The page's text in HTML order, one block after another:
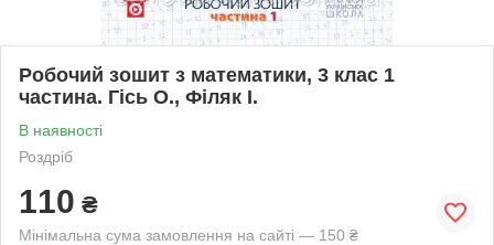
Робочий зошит з математики, 3 клас 1
частина. Гісь О., Філяк І.
В наявності
Роздріб
110 ₴
Мінімальна сума замовлення на сайті — 150 ₴